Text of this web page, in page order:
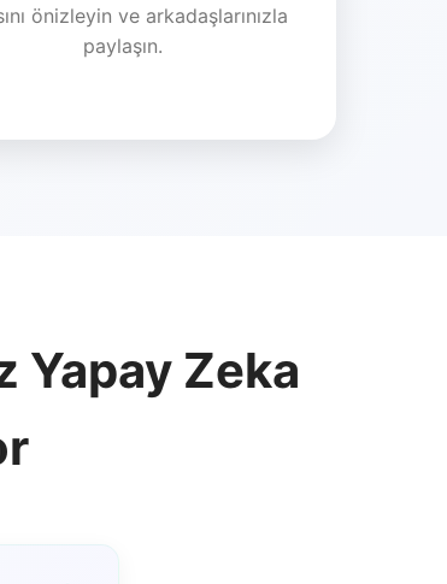
önizleyin ve arkadaşlarınızla
paylaşın.
Yapay Zeka